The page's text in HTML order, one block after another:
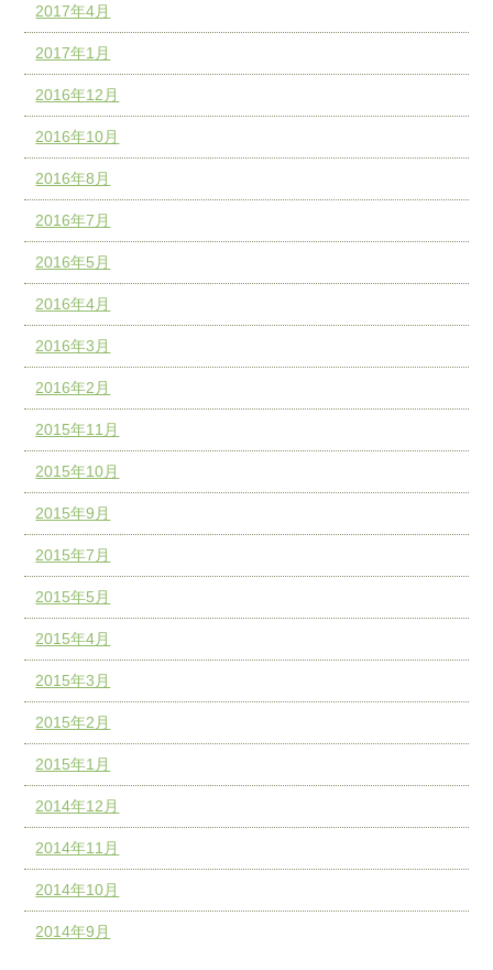
2017年4月
2017年1月
2016年12月
2016年10月
2016年8月
2016年7月
2016年5月
2016年4月
2016年3月
2016年2月
2015年11月
2015年10月
2015年9月
2015年7月
2015年5月
2015年4月
2015年3月
2015年2月
2015年1月
2014年12月
2014年11月
2014年10月
2014年9月